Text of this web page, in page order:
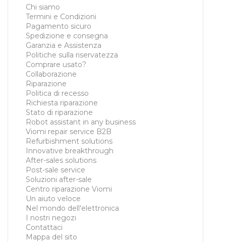
Chi siamo
Termini e Condizioni
Pagamento sicuro
Spedizione e consegna
Garanzia e Assistenza
Politiche sulla riservatezza
Comprare usato?
Collaborazione
Riparazione
Politica di recesso
Richiesta riparazione
Stato di riparazione
Robot assistant in any business
Viomi repair service B2B
Refurbishment solutions
Innovative breakthrough
After-sales solutions
Post-sale service
Soluzioni after-sale
Centro riparazione Viomi
Un aiuto veloce
Nel mondo dell'elettronica
I nostri negozi
Contattaci
Mappa del sito